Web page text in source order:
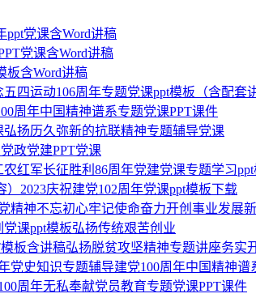
ppt党课含Word讲稿
党课含Word讲稿
板含Word讲稿
四运动106周年专题党课ppt模板（含配套
周年中国精神谱系专题党课PPT课件
弘扬历久弥新的抗联精神专题辅导党课
政党建PPT党课
红军长征胜利86周年党建党课专题学习
2023庆祝建党102周年党课ppt模板下载
精神不忘初心牢记使命奋力开创事业发展
党课ppt模板弘扬传统艰苦创业
板含讲稿弘扬脱贫攻坚精神专题讲座务实
党史知识专题辅导建党100周年中国精神谱
周年无私奉献党员教育专题党课PPT课件